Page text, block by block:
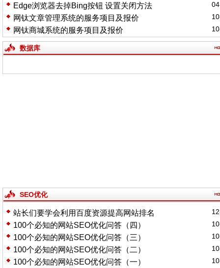
Edge浏览器去掉Bing按钮 设置关闭方法
网钛文章管理系统的服务项目及报价
网钛商城系统的服务项目及报价
数据库
SEO优化
站长们要学会利用百度资源提高网站排名
100个必知的网站SEO优化问答（四）
100个必知的网站SEO优化问答（三）
100个必知的网站SEO优化问答（二）
100个必知的网站SEO优化问答（一）